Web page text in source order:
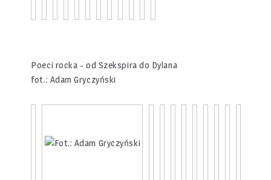
Poeci rocka - od Szekspira do Dylana
fot.: Adam Gryczyński